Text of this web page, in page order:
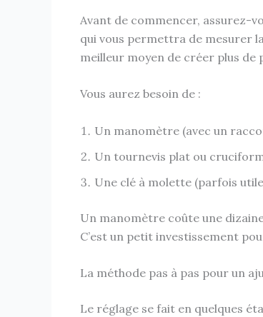
Avant de commencer, assurez-
qui vous permettra de mesurer
meilleur moyen de créer plus de
Vous aurez besoin de :
Un manomètre (avec un
Un tournevis plat ou
Une clé à molette (parfois
Un manomètre coûte une
C’est un petit investissement
La méthode pas à pas pour un
Le réglage se fait en quelques